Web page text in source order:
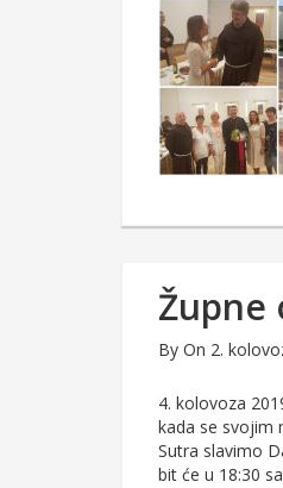
Župne
By On 2.
4. kolovoza
kada se svojim
Sutra slavimo
bit će u 18:30